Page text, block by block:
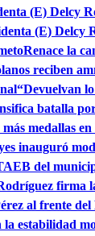
(E) Delcy
(E) Delcy
Renace la
reciben
“Devuelvan
batalla
más medallas
inauguró
del
firma
al frente
estabilidad